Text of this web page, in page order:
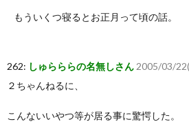
もういくつ寝るとお正月って頃の話。
262: しゅらららの名無しさん 2005/03/
２ちゃんねるに、
こんないいやつ等が居る事に驚愕した。